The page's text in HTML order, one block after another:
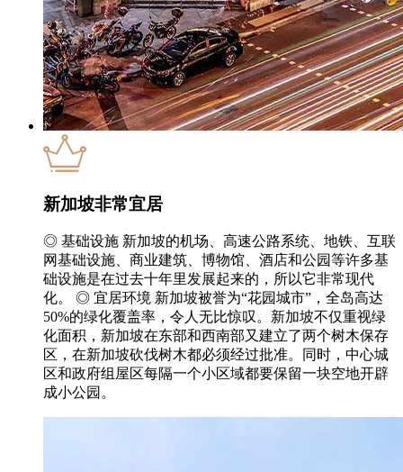
新加坡非常宜居
◎ 基础设施 新加坡的机场、高速公路系统、地铁、互联
网基础设施、商业建筑、博物馆、酒店和公园等许多基
础设施是在过去十年里发展起来的，所以它非常现代
化。 ◎ 宜居环境 新加坡被誉为“花园城市”，全岛高达
50%的绿化覆盖率，令人无比惊叹。新加坡不仅重视绿
化面积，新加坡在东部和西南部又建立了两个树木保存
区，在新加坡砍伐树木都必须经过批准。同时，中心城
区和政府组屋区每隔一个小区域都要保留一块空地开辟
成小公园。